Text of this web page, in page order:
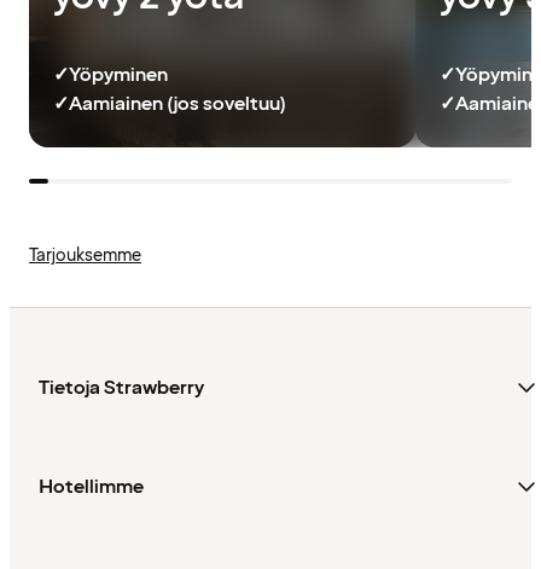
✓Yöpyminen
✓Aamiainen (jos soveltuu)
✓
✓
Tarjouksemme
Tietoja Strawberry
Hotellimme